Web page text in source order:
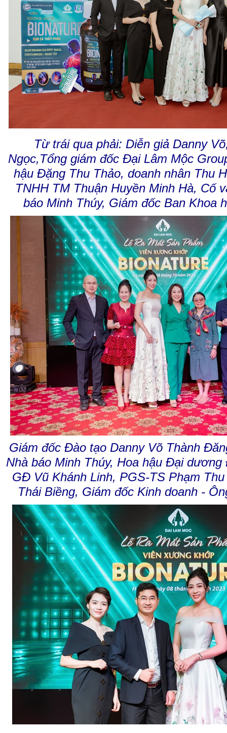
Từ trái qua phải: Diễn giả Danny
Ngọc,Tổng giám đốc Đại Lâm Mộc
hậu Đặng Thu Thảo, doanh nhân Thu
TNHH TM Thuận Huyền Minh Hà, Cố
báo Minh Thúy, Giám đốc Ban Khoa
Giám đốc Đào tạo Danny Võ Thành
Nhà báo Minh Thúy, Hoa hậu Đại
GĐ Vũ Khánh Linh, PGS-TS Phạm
Thái Biềng, Giám đốc Kinh doanh -